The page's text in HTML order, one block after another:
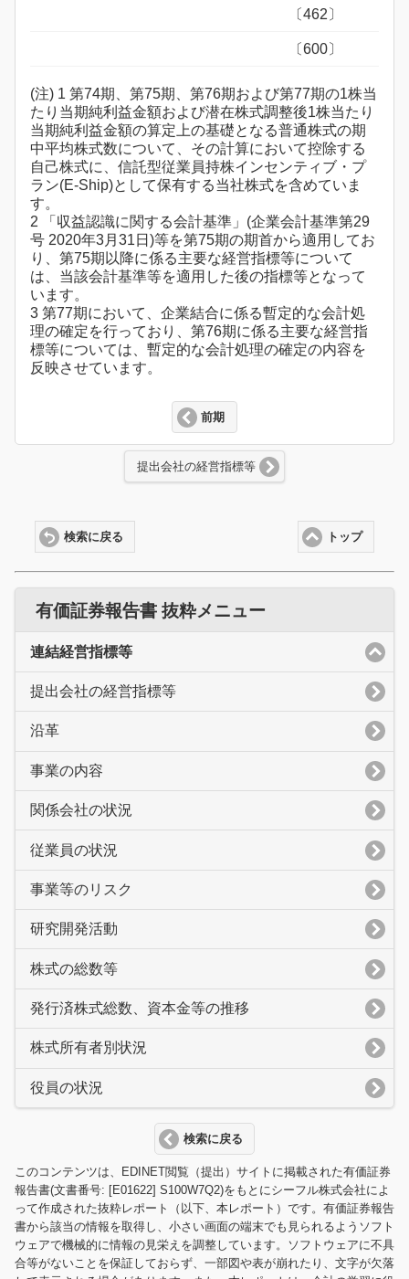
〔462〕
〔600〕
(注) 1 第74期、第75期、第76期および第77期の1株当
たり当期純利益金額および潜在株式調整後1株当たり
当期純利益金額の算定上の基礎となる普通株式の期
中平均株式数について、その計算において控除する
自己株式に、信託型従業員持株インセンティブ・プ
ラン(E-Ship)として保有する当社株式を含めていま
す。
2 「収益認識に関する会計基準」(企業会計基準第29
号 2020年3月31日)等を第75期の期首から適用してお
り、第75期以降に係る主要な経営指標等について
は、当該会計基準等を適用した後の指標等となって
います。
3 第77期において、企業結合に係る暫定的な会計処
理の確定を行っており、第76期に係る主要な経営指
標等については、暫定的な会計処理の確定の内容を
反映させています。
前期
提出会社の経営指標等
トップ
検索に戻る
有価証券報告書 抜粋メニュー
連結経営指標等
提出会社の経営指標等
沿革
事業の内容
関係会社の状況
従業員の状況
事業等のリスク
研究開発活動
株式の総数等
発行済株式総数、資本金等の推移
株式所有者別状況
役員の状況
検索に戻る
このコンテンツは、EDINET閲覧（提出）サイトに掲載された有価証券
報告書(文書番号: [E01622] S100W7Q2)をもとにシーフル株式会社によ
って作成された抜粋レポート（以下、本レポート）です。有価証券報告
書から該当の情報を取得し、小さい画面の端末でも見られるようソフト
ウェアで機械的に情報の見栄えを調整しています。ソフトウェアに不具
合等がないことを保証しておらず、一部図や表が崩れたり、文字が欠落